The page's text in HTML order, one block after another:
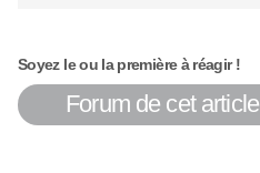
Soyez le ou la première à réagir !
Forum de cet article